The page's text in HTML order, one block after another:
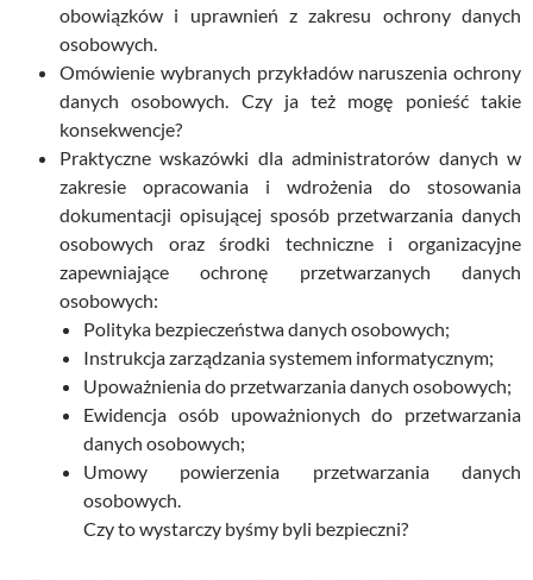
obowiązków i uprawnień z zakresu ochrony danych
osobowych.
Omówienie wybranych przykładów naruszenia ochrony
danych osobowych. Czy ja też mogę ponieść takie
konsekwencje?
Praktyczne wskazówki dla administratorów danych w
zakresie opracowania i wdrożenia do stosowania
dokumentacji opisującej sposób przetwarzania danych
osobowych oraz środki techniczne i organizacyjne
zapewniające ochronę przetwarzanych danych
osobowych:
Polityka bezpieczeństwa danych osobowych;
Instrukcja zarządzania systemem informatycznym;
Upoważnienia do przetwarzania danych osobowych;
Ewidencja osób upoważnionych do przetwarzania
danych osobowych;
Umowy powierzenia przetwarzania danych
osobowych.
Czy to wystarczy byśmy byli bezpieczni?